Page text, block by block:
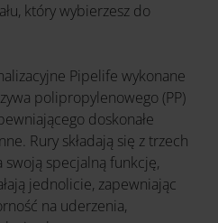
który wybierzesz do
Pipelife wykonane
polipropylenowego (PP)
doskonałe
Rury składają się z trzech
swoją specjalną funkcję,
jednolicie, zapewniając
na uderzenia,